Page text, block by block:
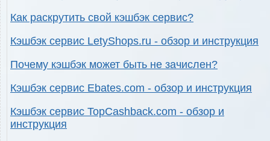
Как раскрутить свой кэшбэк сервис?
Кэшбэк сервис LetyShops.ru - обзор и инструкция
Почему кэшбэк может быть не зачислен?
Кэшбэк сервис Ebates.com - обзор и инструкция
Кэшбэк сервис TopCashback.com - обзор и
инструкция